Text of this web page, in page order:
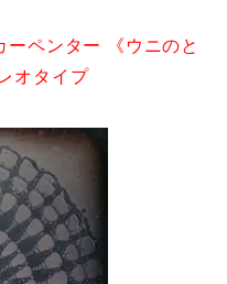
ーペンター 《ウニのと
オタイプ